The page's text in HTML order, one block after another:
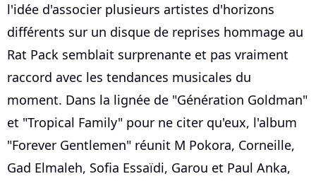
l'idée d'associer plusieurs artistes d'horizons
différents sur un disque de reprises hommage au
Rat Pack semblait surprenante et pas vraiment
raccord avec les tendances musicales du
moment. Dans la lignée de "Génération Goldman"
et "Tropical Family" pour ne citer qu'eux, l'album
"Forever Gentlemen" réunit M Pokora, Corneille,
Gad Elmaleh, Sofia Essaïdi, Garou et Paul Anka,